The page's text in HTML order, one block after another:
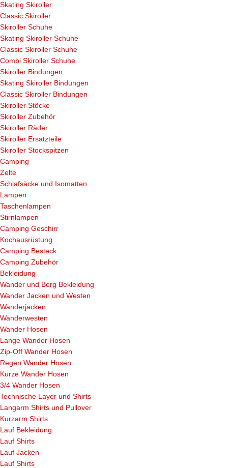
Skating Skiroller
Classic Skiroller
Skiroller Schuhe
Skating Skiroller Schuhe
Classic Skiroller Schuhe
Combi Skiroller Schuhe
Skiroller Bindungen
Skating Skiroller Bindungen
Classic Skiroller Bindungen
Skiroller Stöcke
Skiroller Zubehör
Skiroller Räder
Skiroller Ersatzteile
Skiroller Stockspitzen
Camping
Zelte
Schlafsäcke und Isomatten
Lampen
Taschenlampen
Stirnlampen
Camping Geschirr
Kochausrüstung
Camping Besteck
Camping Zubehör
Bekleidung
Wander und Berg Bekleidung
Wander Jacken und Westen
Wanderjacken
Wanderwesten
Wander Hosen
Lange Wander Hosen
Zip-Off Wander Hosen
Regen Wander Hosen
Kurze Wander Hosen
3/4 Wander Hosen
Technische Layer und Shirts
Langarm Shirts und Pullover
Kurzarm Shirts
Lauf Bekleidung
Lauf Shirts
Lauf Jacken
Lauf Shirts